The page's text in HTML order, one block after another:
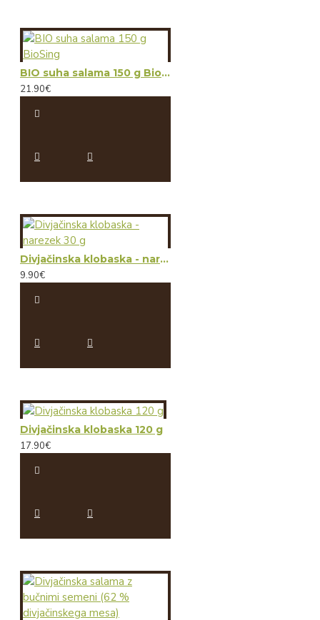
BIO suha salama 150 g BioSing
21.90€
Divjačinska klobaska - narezek 30 g
9.90€
Divjačinska klobaska 120 g
17.90€